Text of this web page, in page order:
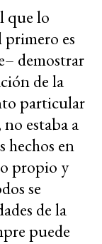
que lo
es
demostrar
de la
particular
estaba a
hechos en
propio y
se
de la
puede